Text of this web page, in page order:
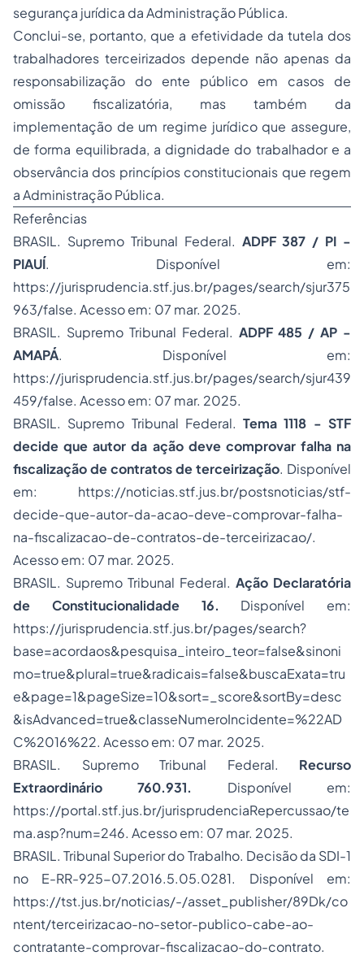
segurança jurídica da Administração Pública.
Conclui-se, portanto, que a efetividade da tutela dos
trabalhadores terceirizados depende não apenas da
responsabilização do ente público em casos de
omissão fiscalizatória, mas também da
implementação de um regime jurídico que assegure,
de forma equilibrada, a dignidade do trabalhador e a
observância dos princípios constitucionais que regem
a Administração Pública.
Referências
BRASIL. Supremo Tribunal Federal. ADPF 387 / PI -
PIAUÍ. Disponível em:
https://jurisprudencia.stf.jus.br/pages/search/sjur375
963/false. Acesso em: 07 mar. 2025.
BRASIL. Supremo Tribunal Federal. ADPF 485 / AP -
AMAPÁ. Disponível em:
https://jurisprudencia.stf.jus.br/pages/search/sjur439
459/false. Acesso em: 07 mar. 2025.
BRASIL. Supremo Tribunal Federal.Tema 1118 - STF
decide que autor da ação deve comprovar falha na
fiscalização de contratos de terceirização. Disponível
em: https://noticias.stf.jus.br/postsnoticias/stf-
decide-que-autor-da-acao-deve-comprovar-falha-
na-fiscalizacao-de-contratos-de-terceirizacao/.
Acesso em: 07 mar. 2025.
BRASIL. Supremo Tribunal Federal. Ação Declaratória
de Constitucionalidade 16. Disponível em:
https://jurisprudencia.stf.jus.br/pages/search?
base=acordaos&pesquisa_inteiro_teor=false&sinoni
mo=true&plural=true&radicais=false&buscaExata=tru
e&page=1&pageSize=10&sort=_score&sortBy=desc
&isAdvanced=true&classeNumeroIncidente=%22AD
C%2016%22. Acesso em: 07 mar. 2025.
BRASIL. Supremo Tribunal Federal. Recurso
Extraordinário 760.931.
Disponível em:
https://portal.stf.jus.br/jurisprudenciaRepercussao/te
ma.asp?num=246. Acesso em: 07 mar. 2025.
BRASIL. Tribunal Superior do Trabalho. Decisão da SDI-1
no E-RR-925-07.2016.5.05.0281. Disponível em:
https://tst.jus.br/noticias/-/asset_publisher/89Dk/co
ntent/terceirizacao-no-setor-publico-cabe-ao-
contratante-comprovar-fiscalizacao-do-contrato.